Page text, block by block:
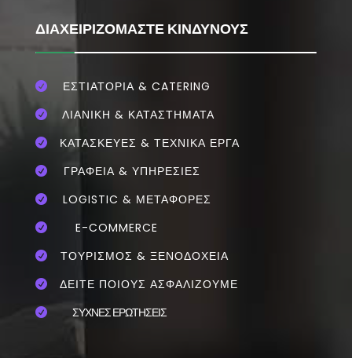
ΔΙΑΧΕΙΡΙΖΟΜΑΣΤΕ ΚΙΝΔΥΝΟΥΣ
 ΕΣΤΙΑΤΌΡΙΑ & CATERING
 ΛΙΑΝΙΚΗ & ΚΑΤΑΣΤΗΜΑΤΑ
 ΚΑΤΑΣΚΕΥΕΣ & ΤΕΧΝΙΚΑ ΕΡΓΑ
 ΓΡΑΦΕΙΑ & ΥΠΗΡΕΣΙΕΣ
 LOGISTIC & ΜΕΤΑΦΟΡΕΣ
 E-COMMERCE
 ΤΟΥΡΙΣΜΟΣ & ΞΕΝΟΔΟΧΕΙΑ
 ΔΕΙΤΕ ΠΟΙΟΥΣ ΑΣΦΑΛΙΖΟΥΜΕ
 ΣΥΧΝΕΣ ΕΡΩΤΗΣΕΙΣ